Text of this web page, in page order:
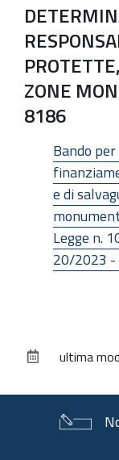
ZONE
8186
Bando
e di
Legge n.
20/2023 -
documento
ultima